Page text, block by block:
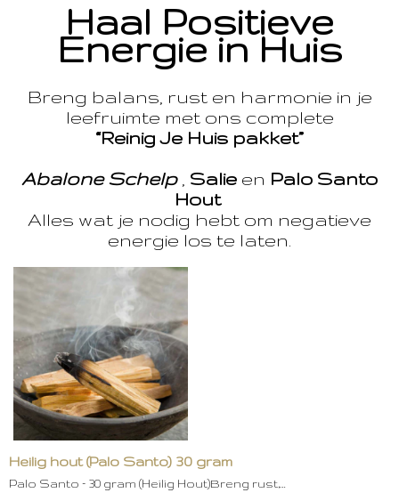
Haal Positieve
Energie in Huis
Breng balans, rust en harmonie in je
leefruimte met ons complete
“Reinig Je Huis pakket”
Abalone Schelp, Salie en Palo Santo
Hout
Alles wat je nodig hebt om negatieve
energie los te laten.
Heilig hout (Palo Santo) 30 gram
Palo Santo – 30 gram (Heilig Hout)Breng rust,…